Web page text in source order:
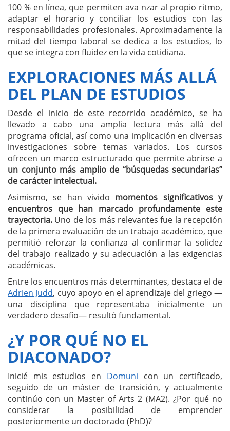
100 % en línea, que permiten ava nzar al propio ritmo,
adaptar el horario y conciliar los estudios con las
responsabilidades profesionales. Aproximadamente la
mitad del tiempo laboral se dedica a los estudios, lo
que se integra con fluidez en la vida cotidiana.
EXPLORACIONES MÁS ALLÁ
DEL PLAN DE ESTUDIOS
Desde el inicio de este recorrido académico, se ha
llevado a cabo una amplia lectura más allá del
programa oficial, así como una implicación en diversas
investigaciones sobre temas variados. Los cursos
ofrecen un marco estructurado que permite abrirse a
un conjunto más amplio de “búsquedas secundarias”
de carácter intelectual.
Asimismo, se han vivido momentos significativos y
encuentros que han marcado profundamente este
trayectoria. Uno de los más relevantes fue la recepción
de la primera evaluación de un trabajo académico, que
permitió reforzar la confianza al confirmar la solidez
del trabajo realizado y su adecuación a las exigencias
académicas.
Entre los encuentros más determinantes, destaca el de
Adrien Judd, cuyo apoyo en el aprendizaje del griego —
una disciplina que representaba inicialmente un
verdadero desafío— resultó fundamental.
¿Y POR QUÉ NO EL
DIACONADO?
Inicié mis estudios en Domuni con un certificado,
seguido de un máster de transición, y actualmente
continúo con un Master of Arts 2 (MA2). ¿Por qué no
considerar la posibilidad de emprender
posteriormente un doctorado (PhD)?